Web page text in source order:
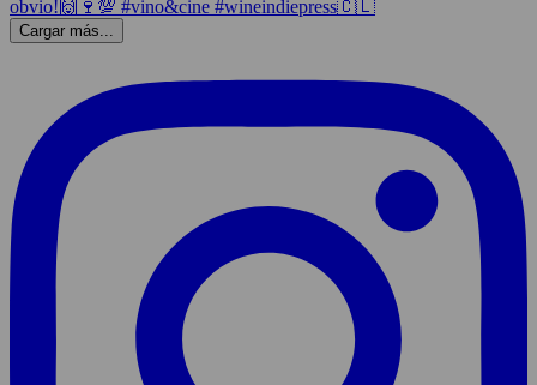
Cargar más...